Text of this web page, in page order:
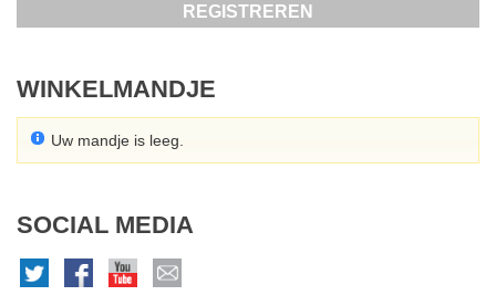
REGISTREREN
WINKELMANDJE
Uw mandje is leeg.
SOCIAL MEDIA